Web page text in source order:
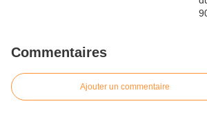
Commentaires
Ajouter un commentaire